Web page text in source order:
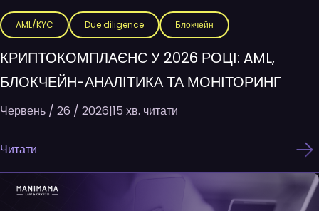
AML/KYC Due diligence Блокчейн
КРИПТОКОМПЛАЄНС У 2026 РОЦІ: AML,
БЛОКЧЕЙН-АНАЛІТИКА ТА МОНІТОРИНГ
Червень / 26 / 2026|15 хв. читати
Читати